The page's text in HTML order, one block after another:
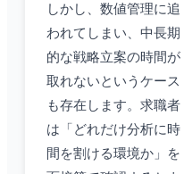
しかし、数値管理に追
われてしまい、中長期
的な戦略立案の時間が
取れないというケース
も存在します。求職者
は「どれだけ分析に時
間を割ける環境か」を